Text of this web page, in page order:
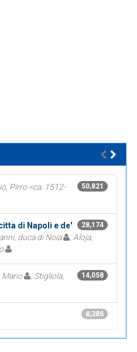
50,821
Pirro <ca. 1512-
28,174
di Napoli e de'
duca di Noia
; Aloja,
14,058
Mario
; Stigliola,
8,386